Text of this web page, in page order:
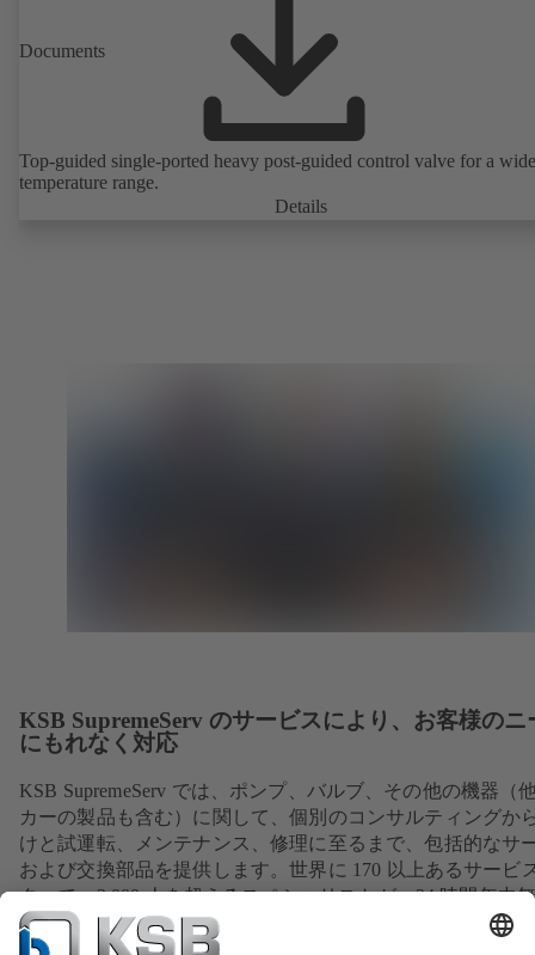
Documents
Top-guided single-ported heavy post-guided control valve for a wide
temperature range.
Details
KSB SupremeServ のサービスにより、お客様のニ
にもれなく対応
KSB SupremeServ では、ポンプ、バルブ、その他の機器（
カーの製品も含む）に関して、個別のコンサルティングか
けと試運転、メンテナンス、修理に至るまで、包括的なサ
および交換部品を提供します。世界に 170 以上あるサービ
ターで、3,000 人を超えるスペシャリストが、24 時間年中
体制でお客様をサポートします。お客様は本業にご専念く
い。その他のことは当社がお引き受けします。